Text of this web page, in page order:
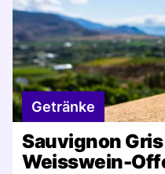
Getränke
Sauvignon
Weisswein-